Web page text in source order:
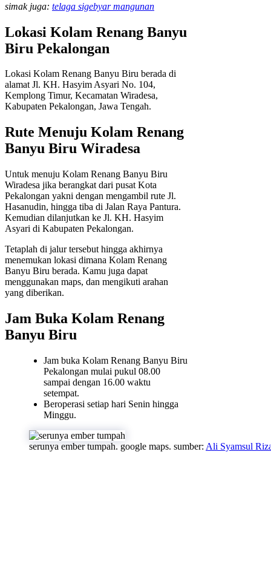
simak juga: telaga sigebyar mangunan
Lokasi Kolam Renang Banyu
Biru Pekalongan
Lokasi Kolam Renang Banyu Biru berada di
alamat Jl. KH. Hasyim Asyari No. 104,
Kemplong Timur, Kecamatan Wiradesa,
Kabupaten Pekalongan, Jawa Tengah.
Rute Menuju Kolam Renang
Banyu Biru Wiradesa
Untuk menuju Kolam Renang Banyu Biru
Wiradesa jika berangkat dari pusat Kota
Pekalongan yakni dengan mengambil rute Jl.
Hasanudin, hingga tiba di Jalan Raya Pantura.
Kemudian dilanjutkan ke Jl. KH. Hasyim
Asyari di Kabupaten Pekalongan.
Tetaplah di jalur tersebut hingga akhirnya
menemukan lokasi dimana Kolam Renang
Banyu Biru berada. Kamu juga dapat
menggunakan maps, dan mengikuti arahan
yang diberikan.
Jam Buka Kolam Renang
Banyu Biru
Jam buka Kolam Renang Banyu Biru
Pekalongan mulai pukul 08.00
sampai dengan 16.00 waktu
setempat.
Beroperasi setiap hari Senin hingga
Minggu.
serunya ember tumpah. google maps. sumber: Ali Syamsul